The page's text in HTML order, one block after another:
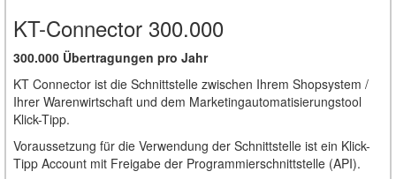
KT-Connector 300.000
300.000 Übertragungen pro Jahr
KT Connector ist die Schnittstelle zwischen Ihrem Shopsystem /
Ihrer Warenwirtschaft und dem Marketingautomatisierungstool
Klick-Tipp.
Voraussetzung für die Verwendung der Schnittstelle ist ein Klick-
Tipp Account mit Freigabe der Programmierschnittstelle (API).